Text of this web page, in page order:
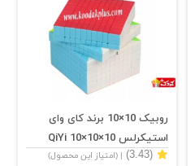
روبیک 10×10 برند کای وای
استیکرلس QiYi 10×10×10
Stickerless
(3.43) | (امتیاز این محصول)